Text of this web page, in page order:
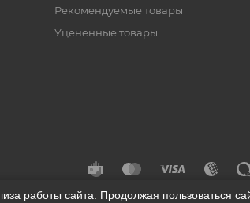
Рекомендуемые товары
Уцененные товары
работы сайта. Продолжая пользоваться